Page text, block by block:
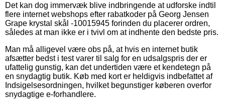
Det kan dog immervæk blive indbringende at udforske indtil
flere internet webshops efter rabatkoder på Georg Jensen
Grape krystal skål -10015945 forinden du placerer ordren,
således at man ikke er i tvivl om at indhente den bedste pris.
Man må alligevel være obs på, at hvis en internet butik
afsætter bedst i test varer til salg for en udsalgspris der er
ufattelig gunstig, kan det undertiden være et kendetegn på
en snydagtig butik. Køb med kort er heldigvis indbefattet af
Indsigelsesordningen, hvilket begunstiger køberen overfor
snydagtige e-forhandlere.